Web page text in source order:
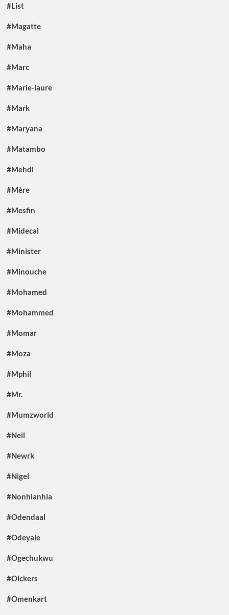
#List
#Magatte
#Maha
#Marc
#Marie-laure
#Mark
#Maryana
#Matambo
#Mehdi
#Mère
#Mesfin
#Midecal
#Minister
#Minouche
#Mohamed
#Mohammed
#Momar
#Moza
#Mphil
#Mr.
#Mumzworld
#Neil
#Newrk
#Nigel
#Nonhlanhla
#Odendaal
#Odeyale
#Ogechukwu
#Olckers
#Omenkart